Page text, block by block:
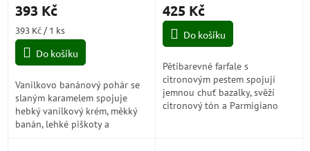
393 Kč
Měrná
cena:
393 Kč / 1 ks
Do košíku
Vanilkovo banánový pohár se
slaným karamelem spojuje
hebký vanilkový krém, měkký
banán, lehké piškoty a
425 Kč
Do košíku
Pětibarevné farfale s
citronovým pestem spojují
jemnou chuť bazalky, svěží
citronový tón a Parmigiano